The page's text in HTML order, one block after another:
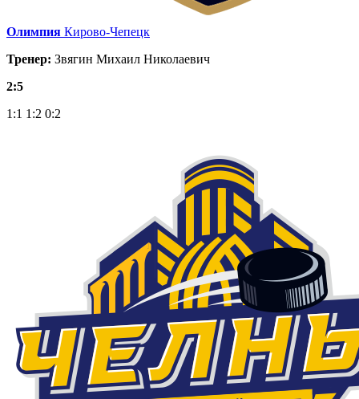
Олимпия Кирово-Чепецк
Тренер: Звягин Михаил Николаевич
2:5
1:1 1:2 0:2